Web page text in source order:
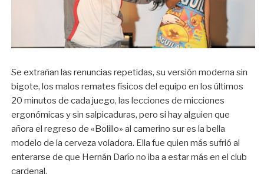
Se extrañan las renuncias repetidas, su versión moderna sin
bigote, los malos remates físicos del equipo en los últimos
20 minutos de cada juego, las lecciones de micciones
ergonómicas y sin salpicaduras, pero si hay alguien que
añora el regreso de «Bolillo» al camerino sur es la bella
modelo de la cerveza voladora. Ella fue quien más sufrió al
enterarse de que Hernán Darío no iba a estar más en el club
cardenal.